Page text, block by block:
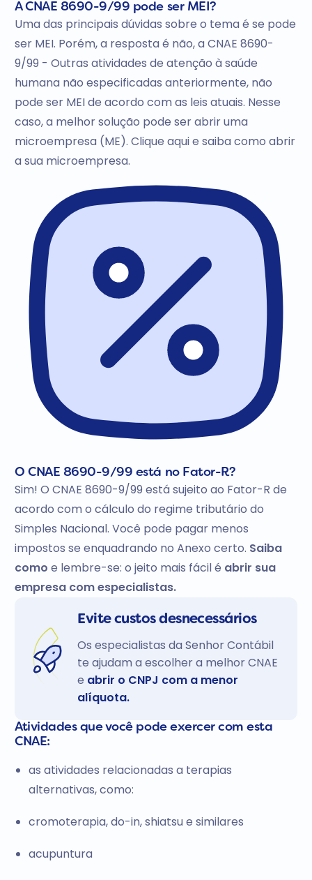
A CNAE 8690-9/99 pode ser MEI?
Uma das principais dúvidas sobre o tema é se pode
ser MEI. Porém, a resposta é não, a CNAE 8690-
9/99 - Outras atividades de atenção à saúde
humana não especificadas anteriormente, não
pode ser MEI de acordo com as leis atuais. Nesse
caso, a melhor solução pode ser abrir uma
microempresa (ME). Clique aqui e saiba como abrir
a sua microempresa.
O CNAE 8690-9/99 está no Fator-R?
Sim! O CNAE 8690-9/99 está sujeito ao Fator-R de
acordo com o cálculo do regime tributário do
Simples Nacional. Você pode pagar menos
impostos se enquadrando no Anexo certo. Saiba
como e lembre-se: o jeito mais fácil é abrir sua
empresa com especialistas.
Evite custos desnecessários
Os especialistas da Senhor Contábil
te ajudam a escolher a melhor CNAE
e abrir o CNPJ com a menor
alíquota.
Atividades que você pode exercer com esta
CNAE:
as atividades relacionadas a terapias
alternativas, como:
cromoterapia, do-in, shiatsu e similares
acupuntura